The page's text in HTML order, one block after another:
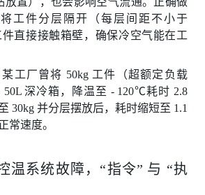
工件分层隔开（每层间距不小于
件直接接触箱壁，确保冷空气能在工
某工厂曾将 50kg 工件（超额定负载
50L 深冷箱，降温至 - 120℃耗时 2.8
30kg 并分层摆放后，耗时缩短至 1.1
常速度。
温系统故障，“指令” 与 “执